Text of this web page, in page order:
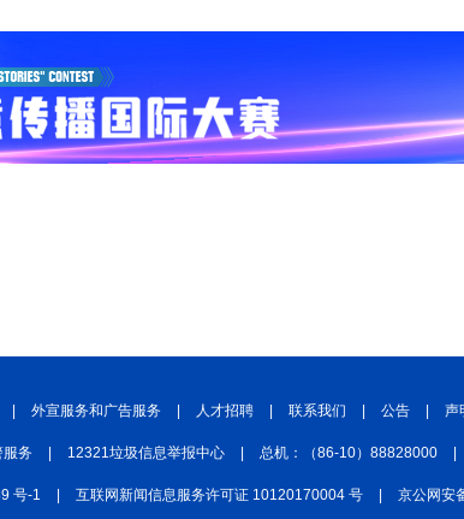
外宣服务和广告服务 人才招聘 联系我们 公告 声
服务 12321垃圾信息举报中心 总机：（86-10）88828000
号-1 互联网新闻信息服务许可证 10120170004 号 京公网安